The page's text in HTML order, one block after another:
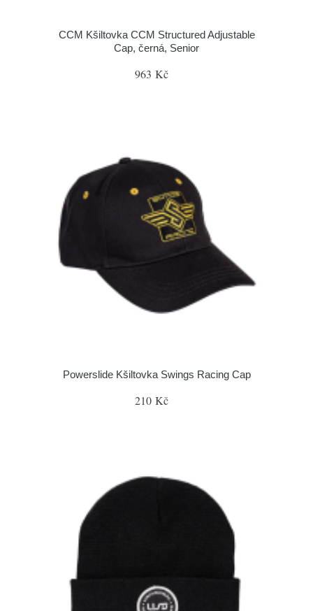
CCM Kšiltovka CCM Structured Adjustable
Cap, černá, Senior
963 Kč
Powerslide Kšiltovka Swings Racing Cap
210 Kč